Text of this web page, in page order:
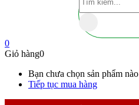
0
Giỏ hàng0
Bạn chưa chọn sản phẩm nào
Tiếp tục mua hàng